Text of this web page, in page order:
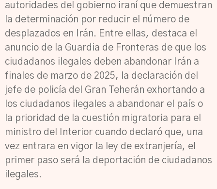
autoridades del gobierno iraní que demuestran
la determinación por reducir el número de
desplazados en Irán. Entre ellas, destaca el
anuncio de la Guardia de Fronteras de que los
ciudadanos ilegales deben abandonar Irán a
finales de marzo de 2025, la declaración del
jefe de policía del Gran Teherán exhortando a
los ciudadanos ilegales a abandonar el país o
la prioridad de la cuestión migratoria para el
ministro del Interior cuando declaró que, una
vez entrara en vigor la ley de extranjería, el
primer paso será la deportación de ciudadanos
ilegales.